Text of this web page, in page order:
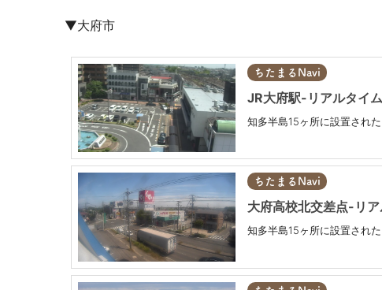
▼大府市
ちたまるNavi
JR大府駅-リアルタイ
知多半島15ヶ所に設置され
ちたまるNavi
大府高校北交差点-リ
知多半島15ヶ所に設置され